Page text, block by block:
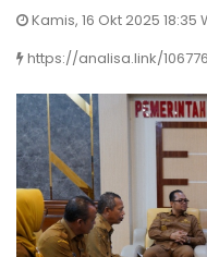
Kamis, 16 Okt 2025 18:35
https://analisa.link/